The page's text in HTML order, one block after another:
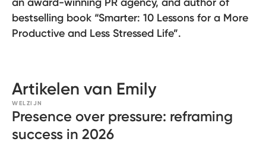
bestselling book “Smarter: 10 Lessons for a More
Productive and Less Stressed Life”.
Artikelen van Emily
WELZIJN
Presence over pressure: reframing
success in 2026